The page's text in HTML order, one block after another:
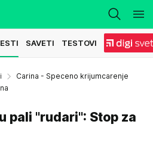
SAVETI TESTOVI
Carina - Speceno krijumcarenje
pali "rudari": Stop za